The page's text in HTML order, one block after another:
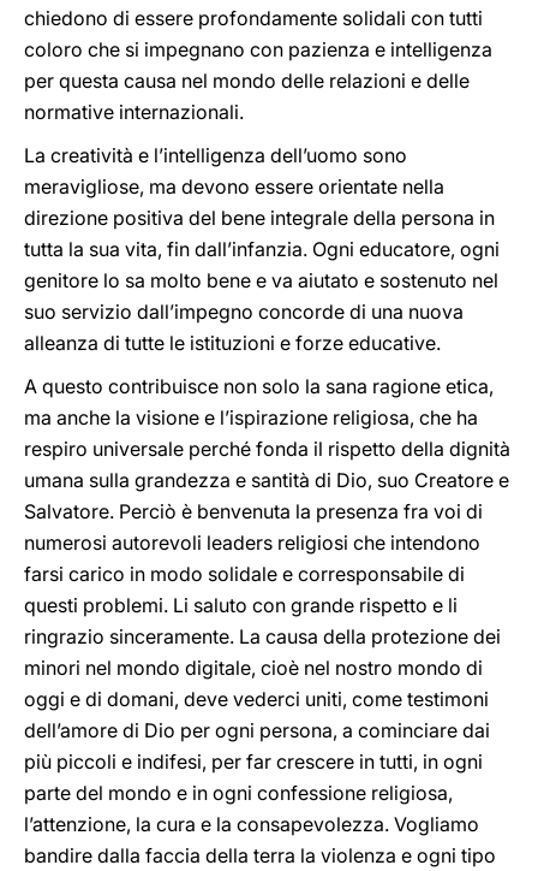
chiedono di essere profondamente solidali con tutti
coloro che si impegnano con pazienza e intelligenza
per questa causa nel mondo delle relazioni e delle
normative internazionali.
La creatività e l’intelligenza dell’uomo sono
meravigliose, ma devono essere orientate nella
direzione positiva del bene integrale della persona in
tutta la sua vita, fin dall’infanzia. Ogni educatore, ogni
genitore lo sa molto bene e va aiutato e sostenuto nel
suo servizio dall’impegno concorde di una nuova
alleanza di tutte le istituzioni e forze educative.
A questo contribuisce non solo la sana ragione etica,
ma anche la visione e l’ispirazione religiosa, che ha
respiro universale perché fonda il rispetto della dignità
umana sulla grandezza e santità di Dio, suo Creatore e
Salvatore. Perciò è benvenuta la presenza fra voi di
numerosi autorevoli leaders religiosi che intendono
farsi carico in modo solidale e corresponsabile di
questi problemi. Li saluto con grande rispetto e li
ringrazio sinceramente. La causa della protezione dei
minori nel mondo digitale, cioè nel nostro mondo di
oggi e di domani, deve vederci uniti, come testimoni
dell’amore di Dio per ogni persona, a cominciare dai
più piccoli e indifesi, per far crescere in tutti, in ogni
parte del mondo e in ogni confessione religiosa,
l’attenzione, la cura e la consapevolezza. Vogliamo
bandire dalla faccia della terra la violenza e ogni tipo